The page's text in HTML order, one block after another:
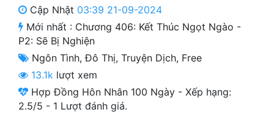
Cung Đấu
Cạnh Kỹ
Cổ Tiên Hiệp
Cổ Đại
Du Hí
Cập Nhật 03:39 21-09-2024
Mới nhất : Chương 406: Kết Thúc Ngọt Ngào -
P2: Sẽ Bị Nghiện
Ngôn Tình,Đô Thị, Truyện Dịch, Free
13.1k lượt xem
Hợp Đồng Hôn Nhân 100 Ngày - Xếp hạng:
2.5/5 - 1 Lượt đánh giá.